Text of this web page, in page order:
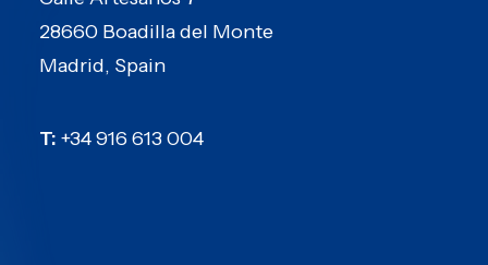
28660 Boadilla del Monte
Madrid, Spain
T: +34 916 613 004